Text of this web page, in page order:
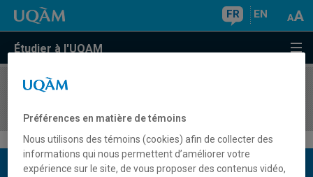
FR EN
Étudier à l'UQAM
COURS//
Description du cours
Préférences en matière de témoins
Nous utilisons des témoins (cookies) afin de collecter des
informations qui nous permettent d’améliorer votre
expérience sur le site, de vous proposer des contenus vidéo,